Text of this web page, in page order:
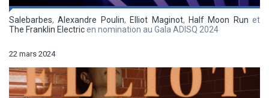
Salebarbes,Alexandre Poulin, Elliot Maginot, Half Moon Run et
The Franklin Electricen nomination au Gala ADISQ 2024
22 mars 2024